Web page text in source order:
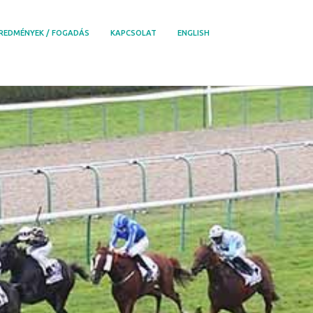
/ FOGADÁS KAPCSOLAT ENGLISH